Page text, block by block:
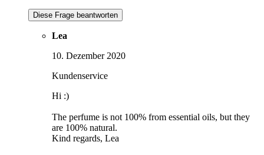
Diese Frage beantworten
Lea
10. Dezember 2020
Kundenservice
Hi :)
The perfume is not 100% from essential oils, but they
are 100% natural.
Kind regards, Lea